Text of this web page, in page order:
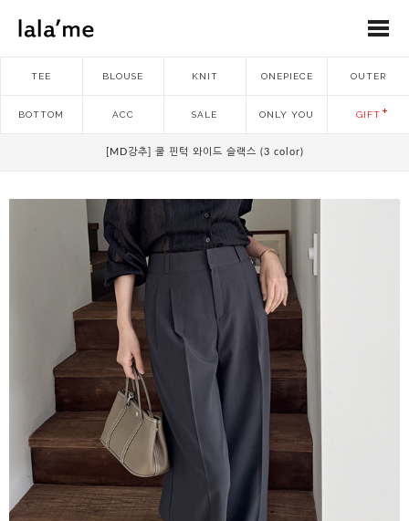
TEE BLOUSE KNIT ONEPIECE OUTER
BOTTOM ACC SALE ONLY YOU GIFT
[MD강추] 쿨 핀턱 와이드 슬랙스 (3 color)